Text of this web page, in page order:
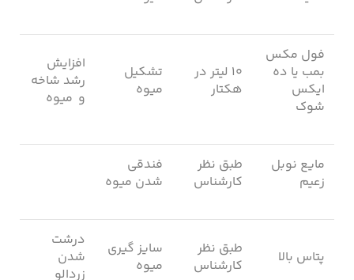
فول مکس
بمب یا ده
ایکس
شوک
۱۰ لیتر در
هکتار
تشکیل
میوه
افزایش
رشد شاخه
و میوه
مایع نوبل
زعیم
طبق نظر
کارشناس
فندقی
شدن میوه
پتاس بالا
طبق نظر
کارشناس
سایز گیری
میوه
درشت
شدن
زردالو